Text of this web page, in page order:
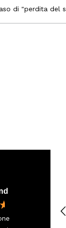
di "perdita del